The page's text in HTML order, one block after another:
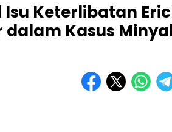
Keterlibatan
Kasus